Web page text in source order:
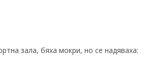
зала, бяха мокри, но се надяваха: